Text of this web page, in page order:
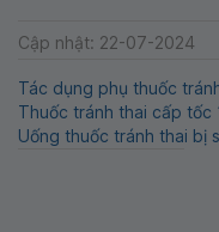
Cập nhật: 22-07-2024
Tác dụng phụ thuốc
Thuốc tránh thai cấp tốc
Uống thuốc tránh thai bị